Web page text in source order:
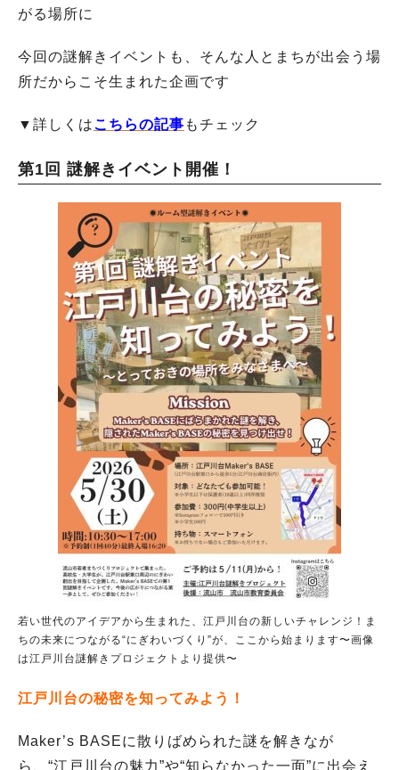
がる場所に
今回の謎解きイベントも、そんな人とまちが出会う場
所だからこそ生まれた企画です
▼詳しくはこちらの記事 もチェック
第1回 謎解きイベント開催！
若い世代のアイデアから生まれた、江戸川台の新しいチャレンジ！ま
ちの未来につながる“にぎわいづくり”が、ここから始まります〜画像
は江戸川台謎解きプロジェクトより提供〜
江戸川台の秘密を知ってみよう！
Maker’s BASEに散りばめられた謎を解きなが
ら、“江戸川台の魅力”や“知らなかった一面”に出会え